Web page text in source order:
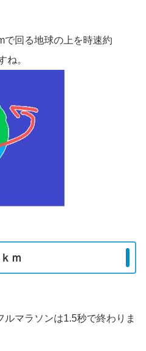
で回る地球の上を時速約
ね。
ｍ
ルマラソンは1.5秒で終わりま